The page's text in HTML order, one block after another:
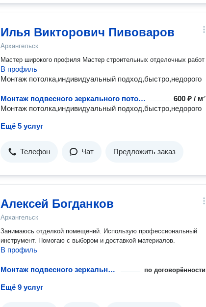
Илья Викторович Пивоваров
Архангельск
Мастер широкого профиля Мастер строительных отделочных работ
В профиль
Монтаж потолка,индивидуальный подход,быстро,недорого
Монтаж подвесного зеркального потолка
600 ₽ / м²
Монтаж потолка,индивидуальный подход,быстро,недорого
Ещё 5 услуг
Телефон Чат Предложить заказ
Aлексей Богданков
Архангельск
Занимаюсь отделкой помещений. Использую профессиональный
инструмент. Помогаю с выбором и доставкой материалов.
В профиль
Монтаж подвесного зеркального потолка по договорённости
Ещё 9 услуг